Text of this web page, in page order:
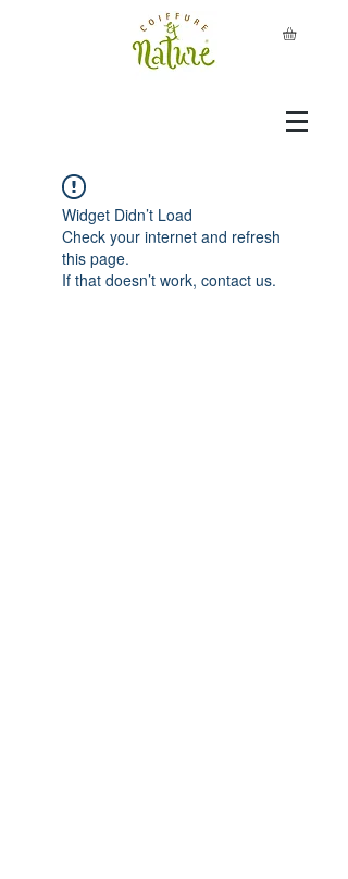
Widget Didn’t Load
Check your internet and refresh
this page.
If that doesn’t work, contact us.